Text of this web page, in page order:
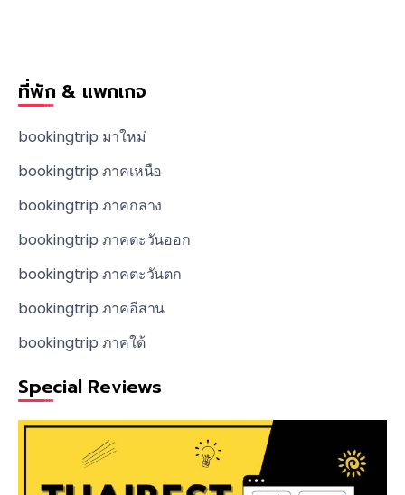
ที่พัก & แพกเกจ
bookingtrip มาใหม่
bookingtrip ภาคเหนือ
bookingtrip ภาคกลาง
bookingtrip ภาคตะวันออก
bookingtrip ภาคตะวันตก
bookingtrip ภาคอีสาน
bookingtrip ภาคใต้
Special Reviews